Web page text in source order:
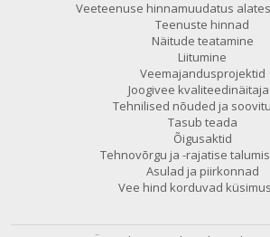
Veeteenuse hinnamuudatus alates
Teenuste hinnad
Näitude teatamine
Liitumine
Veemajandusprojektid
Joogivee
Tehnilised nõuded ja
Tasub teada
Õigusaktid
Tehnovõrgu ja -rajatise
Asulad ja piirkonnad
Vee hind korduvad